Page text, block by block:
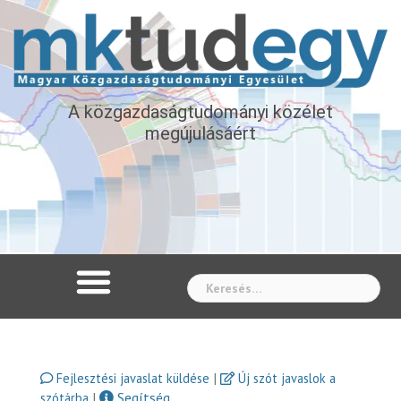
A közgazdaságtudományi közélet
megújulásáért
Fejlesztési javaslat küldése |
Új szót javaslok a
szótárba | Segítség